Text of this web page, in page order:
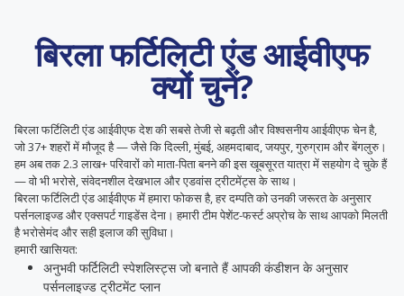
बिरला फर्टिलिटी एंड आईवीएफ
क्यों चुनें?
बिरला फर्टिलिटी एंड आईवीएफ देश की सबसे तेजी से बढ़ती और विश्वसनीय आईवीएफ चेन है,
जो 37+ शहरों में मौजूद है — जैसे कि दिल्ली, मुंबई, अहमदाबाद, जयपुर, गुरुग्राम और बेंगलुरु।
हम अब तक 2.3 लाख+ परिवारों को माता-पिता बनने की इस खूबसूरत यात्रा में सहयोग दे चुके हैं
— वो भी भरोसे, संवेदनशील देखभाल और एडवांस ट्रीटमेंट्स के साथ।
बिरला फर्टिलिटी एंड आईवीएफ में हमारा फोकस है, हर दम्पति को उनकी जरूरत के अनुसार
पर्सनलाइज्ड और एक्सपर्ट गाइडेंस देना। हमारी टीम पेशेंट-फर्स्ट अप्रोच के साथ आपको मिलती
है भरोसेमंद और सही इलाज की सुविधा।
हमारी खासियत:
अनुभवी फर्टिलिटी स्पेशलिस्ट्स जो बनाते हैं आपकी कंडीशन के अनुसार
पर्सनलाइज्ड ट्रीटमेंट प्लान